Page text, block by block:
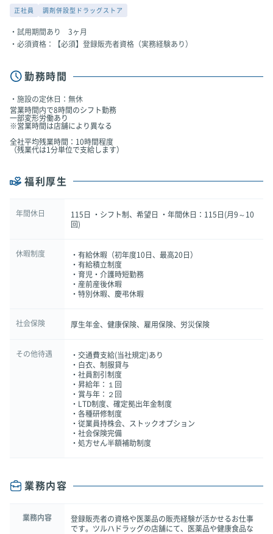
正社員 調剤併設型ドラッグストア
試用期間あり 3ヶ月
必須資格：【必須】登録販売者資格（実務経験あり）
勤務時間
施設の定休日：無休
営業時間内で8時間のシフト勤務
一部変形労働あり
※営業時間は店舗により異なる
全社平均残業時間：10時間程度
（残業代は1分単位で支給します）
福利厚生
年間休日
115日 ・シフト制、希望日 ・年間休日：115日(月9～10
回)
休暇制度
・有給休暇（初年度10日、最高20日）
・有給積立制度
・育児・介護時短勤務
・産前産後休暇
・特別休暇、慶弔休暇
社会保険 厚生年金、健康保険、雇用保険、労災保険
その他待遇
・交通費支給(当社規定)あり
・白衣、制服貸与
・社員割引制度
・昇給年：１回
・賞与年：２回
・LTD制度、確定拠出年金制度
・各種研修制度
・従業員持株会、ストックオプション
・社会保険完備
・処方せん半額補助制度
業務内容
業務内容
登録販売者の資格や医薬品の販売経験が活かせるお仕事
です。ツルハドラッグの店舗にて、医薬品や健康食品な